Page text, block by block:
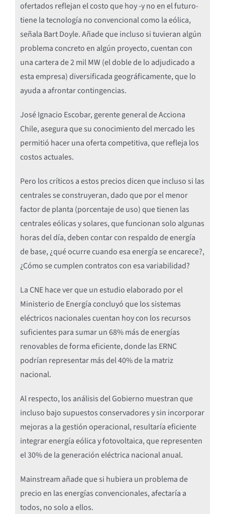
ofertados reflejan el costo que hoy -y no en el futuro-
tiene la tecnología no convencional como la eólica,
señala Bart Doyle. Añade que incluso si tuvieran algún
problema concreto en algún proyecto, cuentan con
una cartera de 2 mil MW (el doble de lo adjudicado a
esta empresa) diversificada geográficamente, que lo
ayuda a afrontar contingencias.
José Ignacio Escobar, gerente general de Acciona
Chile, asegura que su conocimiento del mercado les
permitió hacer una oferta competitiva, que refleja los
costos actuales.
Pero los críticos a estos precios dicen que incluso si las
centrales se construyeran, dado que por el menor
factor de planta (porcentaje de uso) que tienen las
centrales eólicas y solares, que funcionan solo algunas
horas del día, deben contar con respaldo de energía
de base, ¿qué ocurre cuando esa energía se encarece?,
¿Cómo se cumplen contratos con esa variabilidad?
La CNE hace ver que un estudio elaborado por el
Ministerio de Energía concluyó que los sistemas
eléctricos nacionales cuentan hoy con los recursos
suficientes para sumar un 68% más de energías
renovables de forma eficiente, donde las ERNC
podrían representar más del 40% de la matriz
nacional.
Al respecto, los análisis del Gobierno muestran que
incluso bajo supuestos conservadores y sin incorporar
mejoras a la gestión operacional, resultaría eficiente
integrar energía eólica y fotovoltaica, que representen
el 30% de la generación eléctrica nacional anual.
Mainstream añade que si hubiera un problema de
precio en las energías convencionales, afectaría a
todos, no solo a ellos.